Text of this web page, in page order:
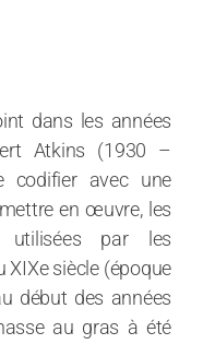
dans les années
Atkins (1930 –
codifier avec une
en œuvre, les
utilisées par les
XIXe siècle (époque
début des années
au gras à été